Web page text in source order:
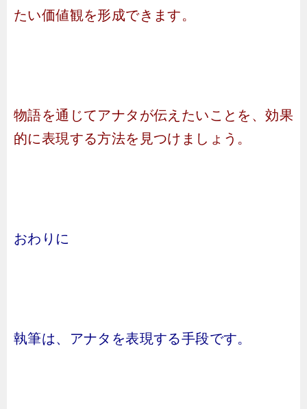
たい価値観を形成できます。
物語を通じてアナタが伝えたいことを、効果
的に表現する方法を見つけましょう。
おわりに
執筆は、アナタを表現する手段です。